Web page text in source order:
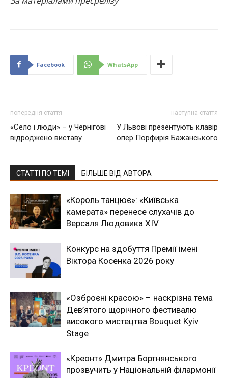
Facebook WhatsApp
попередня стаття
«Село і люди» – у Чернігові
відроджено виставу
наступна стаття
У Львові презентують клавір
опер Порфирія Бажанського
СТАТТІ ПО ТЕМІ БІЛЬШЕ ВІД АВТОРА
«Король танцює»: «Київська
камерата» перенесе слухачів до
Версаля Людовика XIV
Конкурс на здобуття Премії імені
Віктора Косенка 2026 року
«Озброєні красою» – наскрізна тема
Дев’ятого щорічного фестивалю
високого мистецтва Bouquet Kyiv
Stage
«Креонт» Дмитра Бортнянського
прозвучить у Національній філармонії